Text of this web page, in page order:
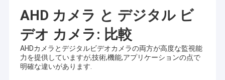
会社案内
品質管理
AHD カメラ と デジタル ビ
デオ カメラ: 比較
AHDカメラとデジタルビデオカメラの両方が高度な監視能
力を提供していますが,技術,機能,アプリケーションの点で
明確な違いがあります.
ホーン、ガラスのロボット工学、IoT、医学の産業、agrotechny
のような多くの異なった地域のDVPのカメラでモジュール、携帯
電話のカメラ モジュール、ノートのカメラ モジュール、保安用
カメラ、車のカメラおよびスマートな砥石のカメラ プロダクト、
生物測定学、イメージ投射、マシン ビジョン、計算機視覚、保
証、等含む。カメラ モジュールとのあらゆる製品関連、私達はあ
なたのための最もよい解決を見つけてもいい。